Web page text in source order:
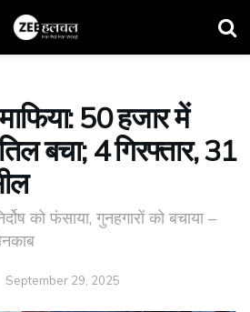
माफिया: 50 हजार में
बचा; 4 गिरफ्तार, 31
को फंसाया, गुनहगारों को बचाया –
September 29, 2025